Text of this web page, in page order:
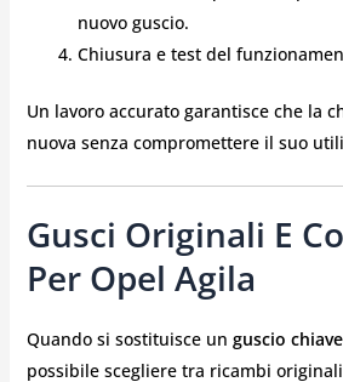
nuovo guscio.
Chiusura e test del
Un lavoro accurato garantisce che la
nuova senza compromettere il suo
Gusci Originali E
Per Opel Agila
Quando si sostituisce un guscio
possibile scegliere tra ricambi